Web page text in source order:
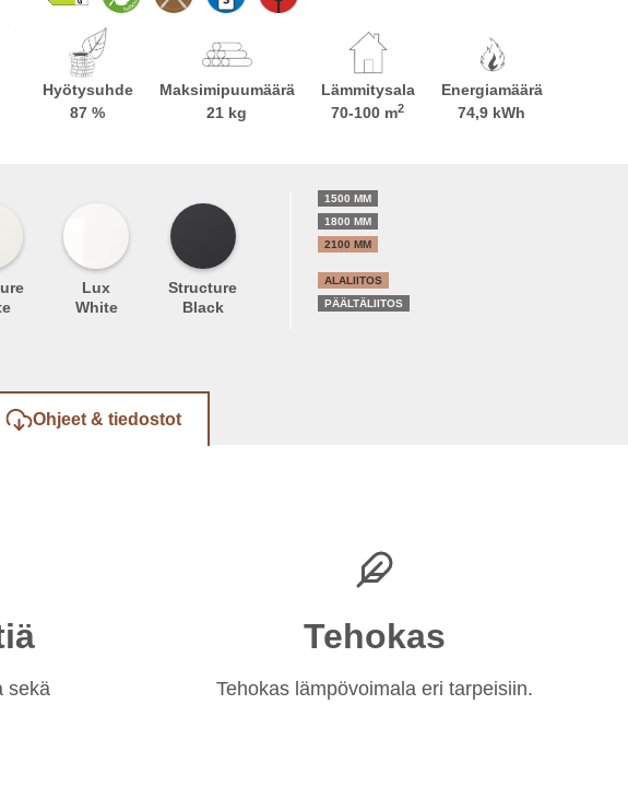
Hyötysuhde
87 %
Maksimipuumäärä
21 kg
Lämmitysala
70-100 m2
Energiamäärä
74,9 kWh
Lux
White
Structure
Black
1500 MM
1800 MM
2100 MM
ALALIITOS
PÄÄLTÄLIITOS
Ohjeet & tiedostot
sekä
Tehokas
Tehokas lämpövoimala eri tarpeisiin.